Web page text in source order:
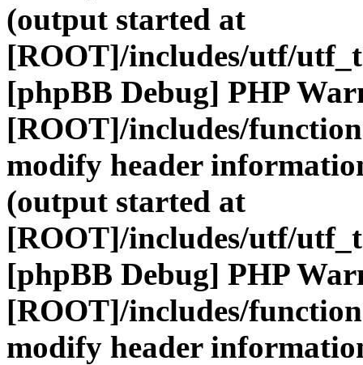
(output started at
[ROOT]/includes/utf/
[phpBB Debug] PHP
[ROOT]/includes/
modify header
(output started at
[ROOT]/includes/utf/
[phpBB Debug] PHP
[ROOT]/includes/
modify header